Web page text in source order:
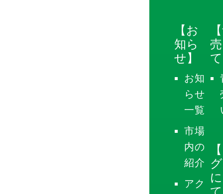
【お
知ら
せ】
お知
らせ
一覧
市場
内の
紹介
アク